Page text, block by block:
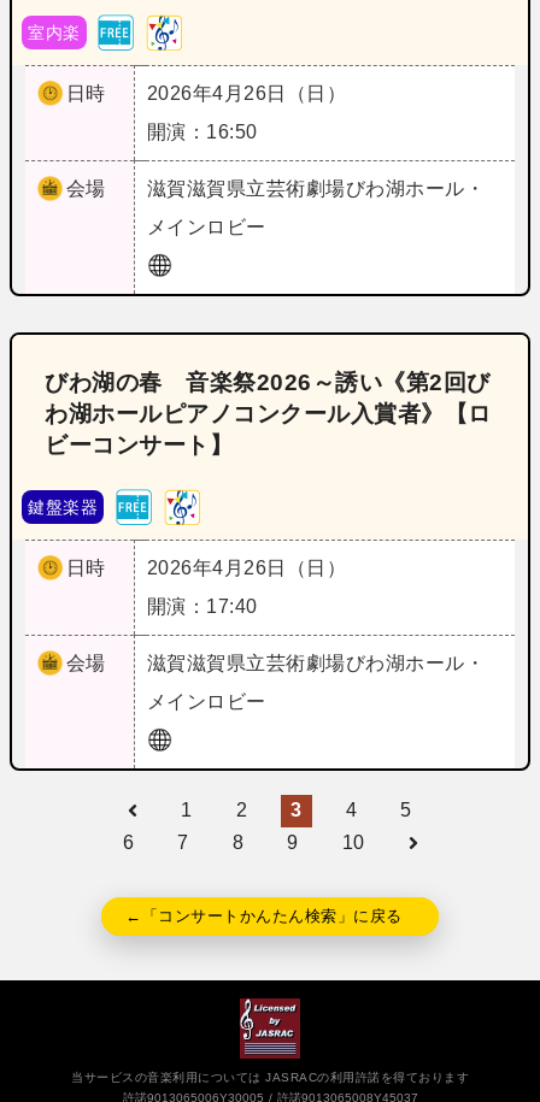
室内楽
日時
2026年4月26日（日）
開演：16:50
会場 滋賀滋賀県立芸術劇場びわ湖ホール・
メインロビー
びわ湖の春 音楽祭2026～誘い《第2回び
わ湖ホールピアノコンクール入賞者》【ロ
ビーコンサート】
鍵盤楽器
日時
2026年4月26日（日）
開演：17:40
会場 滋賀滋賀県立芸術劇場びわ湖ホール・
メインロビー
1 2 3 4
5
6
7 8 9 10
←「コンサートかんたん検索」に戻る
当サービスの音楽利用については JASRACの利用許諾を得ております
許諾9013065006Y30005
許諾9013065008Y45037